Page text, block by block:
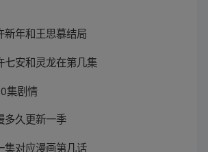
新年和王思慕结局
七安和灵龙在第几集
集剧情
多久更新一季
集对应漫画第几话